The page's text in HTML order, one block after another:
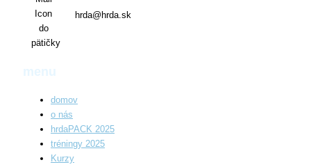
hrda@hrda.sk
menu
domov
o nás
hrdaPACK 2025
tréningy 2025
Kurzy